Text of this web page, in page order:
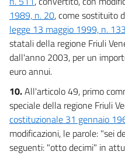
84
85
86
87
88
89
90
91
1989, n. 20, come sostituito
legge 13 maggio 1999, n. 133
statali della regione Friuli
dall'anno 2003, per un
euro annui.
10.All'articolo 49, primo
speciale della regione Friuli
costituzionale 31 gennaio
modificazioni, le parole: "sei
seguenti: "otto decimi" in